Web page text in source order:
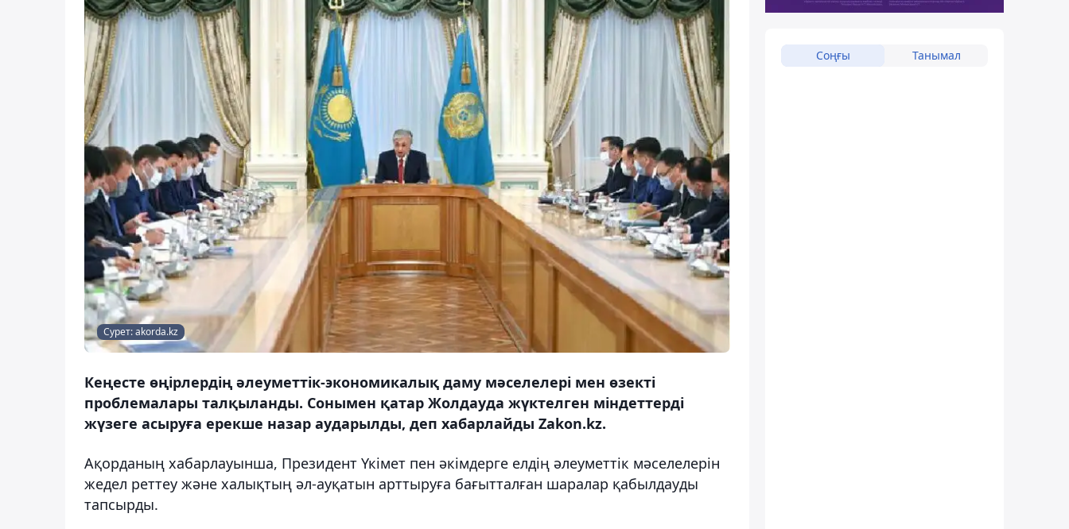
Сурет: akorda.kz
Кеңесте өңірлердің әлеуметтік-экономикалық даму мәселелері мен өзекті
проблемалары талқыланды. Сонымен қатар Жолдауда жүктелген міндеттерді
жүзеге асыруға ерекше назар аударылды, деп хабарлайды Zakon.kz.
Ақорданың хабарлауынша, Президент Үкімет пен әкімдерге елдің әлеуметтік мәселелерін
жедел реттеу және халықтың әл-ауқатын арттыруға бағытталған шаралар қабылдауды
тапсырды.
Соңғы Танымал